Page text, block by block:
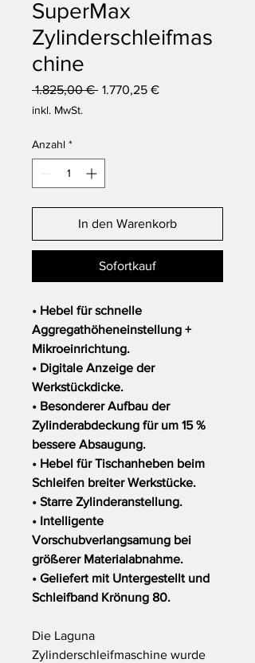
SuperMax
Zylinderschleifmas
chine
1.825,00 € Standardpreis
1.770,25 €Sale-
inkl. MwSt.
Anzahl *
In den Warenkorb
Sofortkauf
• Hebel für schnelle
Aggregathöheneinstellung +
Mikroeinrichtung.
• Digitale Anzeige der
Werkstückdicke.
• Besonderer Aufbau der
Zylinderabdeckung für um 15 %
bessere Absaugung.
• Hebel für Tischanheben beim
Schleifen breiter Werkstücke.
• Starre Zylinderanstellung.
• Intelligente
Vorschubverlangsamung bei
größerer Materialabnahme.
• Geliefert mit Untergestellt und
Schleifband Krönung 80.
Die Laguna
Zylinderschleifmaschine wurde